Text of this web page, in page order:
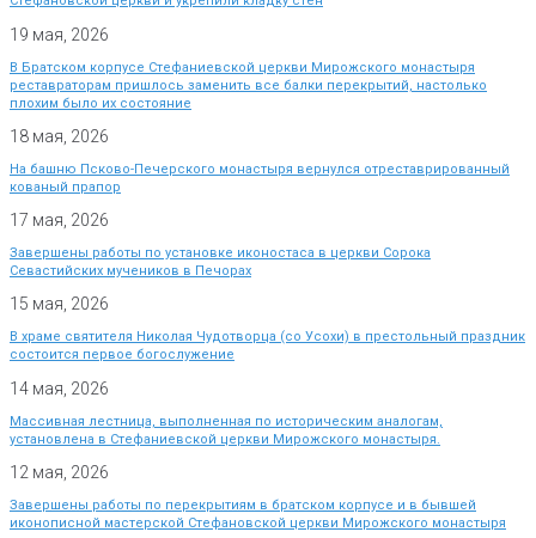
19 мая, 2026
В Братском корпусе Стефаниевской церкви Мирожского монастыря
реставраторам пришлось заменить все балки перекрытий, настолько
плохим было их состояние
18 мая, 2026
На башню Псково-Печерского монастыря вернулся отреставрированный
кованый прапор
17 мая, 2026
Завершены работы по установке иконостаса в церкви Сорока
Севастийских мучеников в Печорах
15 мая, 2026
В храме святителя Николая Чудотворца (со Усохи) в престольный праздник
состоится первое богослужение
14 мая, 2026
Массивная лестница, выполненная по историческим аналогам,
установлена в Стефаниевской церкви Мирожского монастыря.
12 мая, 2026
Завершены работы по перекрытиям в братском корпусе и в бывшей
иконописной мастерской Стефановской церкви Мирожского монастыря